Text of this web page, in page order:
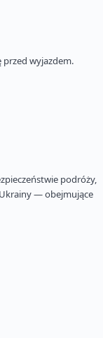
przed wyjazdem.
podróży,
— obejmujące